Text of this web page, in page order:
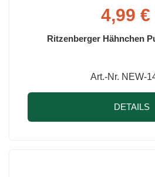
4,99 €
Ritzenberger Hähnchen
Art.-Nr. NEW-
DETAILS